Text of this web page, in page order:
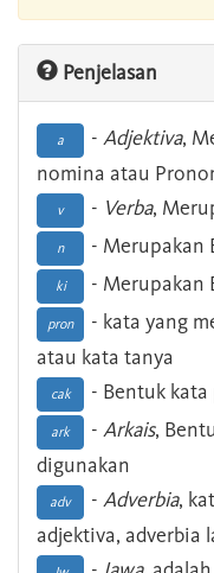
Penjelasan
a - Adjektiva,
nomina atau
v - Verba,
n - Merupakan
ki - Merupakan
pron
- kata yang
atau kata tanya
cak - Bentuk
ark - Arkais,
digunakan
adv - Adverbia,
adjektiva, adverbia